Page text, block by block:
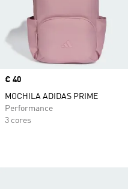
Price
€ 40
MOCHILA ADIDAS PRIME
Performance
3 cores